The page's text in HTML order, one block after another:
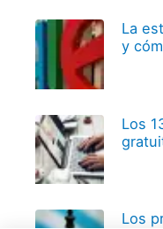
La
y
Los
Los